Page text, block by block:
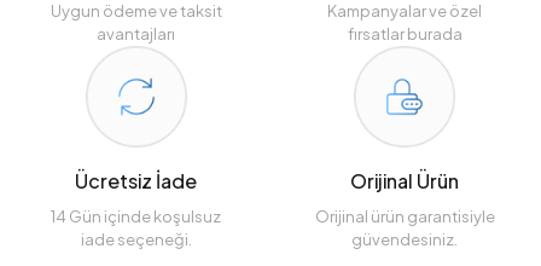
Uygun ödeme ve taksit
avantajları
Kampanyalar ve özel
fırsatlar burada
Ücretsiz İade
14 Gün içinde koşulsuz
iade seçeneği.
Orijinal Ürün
Orijinal ürün garantisiyle
güvendesiniz.